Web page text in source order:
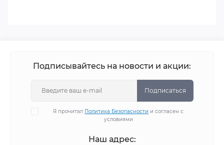
Подписывайтесь на новости и акции:
Подписаться
Я прочитал Политика Безопасности и согласен с
условиями
Наш адрес: